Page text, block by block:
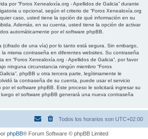
por “Foros Xenealoxía.org - Apellidos de Galicia” durante
u opcional, según el criterio de “Foros Xenealoxía.org
caso, usted tiene la opción de qué información en su
Además, en su cuenta, usted tiene la opción de activar
automáticamente por el software phpBB.
de una vía) por lo tanto está segura. Sin embargo,
misma contraseña en diferentes websites. Su contraseña
en “Foros Xenealoxía.org - Apellidos de Galicia”, por favor
ninguna circunstancia ningún miembro “Foros
phpBB u otra tercera parte, legítimamente le
la contraseña de su cuenta, puede usar el servicio
por el software phpBB. Este proceso le solicitará ingresar su
el software phpBB generará una nueva contraseña
Todos los horarios son UTC+02:00
phpBB® Forum Software © phpBB Limited